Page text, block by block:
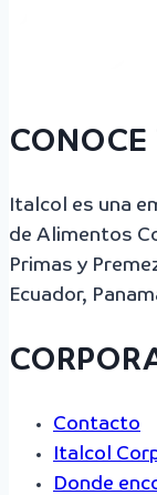
CONOCE
Italcol es una
de Alimentos
Primas y
Ecuador,
Contacto
Italcol
Donde